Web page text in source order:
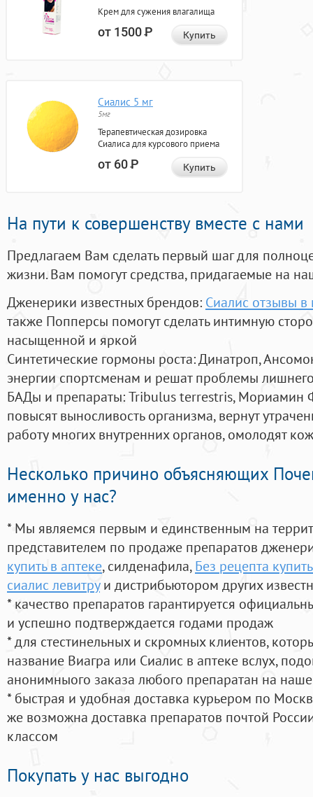
Крем для сужения влагалища
от 1500Р Купить
Сиалис 5 мг
5мг
Терапевтическая дозировка
Сиалиса для курсового приема
от 60Р Купить
На пути к совершенству вместе с нами
Предлагаем Вам сделать первый шаг для
жизни. Вам помогут средства, придагаемые на
Дженерики известных брендов: Сиалис отзывы в
также Попперсы помогут сделать интимную
насыщенной и яркой
Синтетические гормоны роста: Динатроп,
энергии спортсменам и решат проблемы
БАДы и препараты:Tribulus terrestris, Мориамин
повысят выносливость организма, вернут
работу многих внутренних органов, омолодят
Несколько причино объясняющих
именно у нас?
* Мы являемся первым и единственным на
представителем по продаже препаратов
купить в аптеке, силденафила, Без рецепта
сиалис левитруи дистрибьютором других
* качество препаратов гарантируется
и успешно подтверждается годами продаж
* для стестинельных и скромных клиентов,
название Виагра или Сиалис в аптеке вслух,
анонимныого заказа любого препаратан на
* быстрая и удобная доставка курьером по
же возможна доставка препаратов почтой
классом
Покупать у нас выгодно